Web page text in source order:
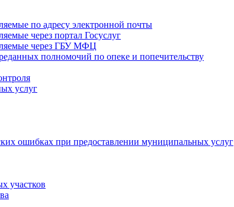
по адресу электронной почты
через портал Госуслуг
через ГБУ МФЦ
полномочий по опеке и попечительству
услуг
ошибках при предоставлении муниципальных услуг
участков